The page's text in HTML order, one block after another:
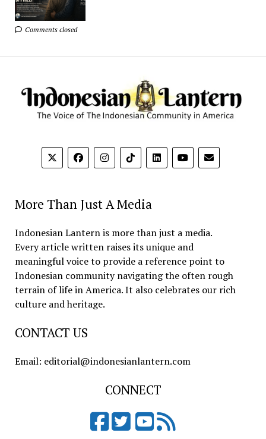
Comments closed
More Than Just A Media
Indonesian Lantern is more than just a media.
Every article written raises its unique and
meaningful voice to provide a reference point to
Indonesian community navigating the often rough
terrain of life in America. It also celebrates our rich
culture and heritage.
CONTACT US
Email: editorial@indonesianlantern.com
CONNECT